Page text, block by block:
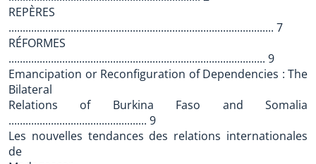
REPÈRES
.............................................................................................. 7
RÉFORMES
........................................................................................... 9
Emancipation or Reconfiguration of Dependencies : The
Bilateral
Relations of Burkina Faso and Somalia
................................................. 9
Les nouvelles tendances des relations internationales
de